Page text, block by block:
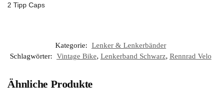
2 Tipp Caps
Kategorie:
Lenker & Lenkerbänder
Schlagwörter:
Vintage Bike, Lenkerband Schwarz, Rennrad Velo
Ähnliche Produkte